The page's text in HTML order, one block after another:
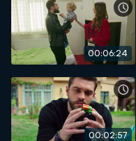
00:06:24
00:02:57